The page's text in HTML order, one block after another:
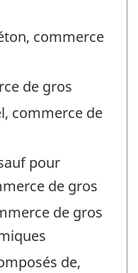
commerce
de gros
commerce de
pour
de gros
de gros
de,